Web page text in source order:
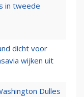
in tweede
dicht voor
wijken uit
Dulles